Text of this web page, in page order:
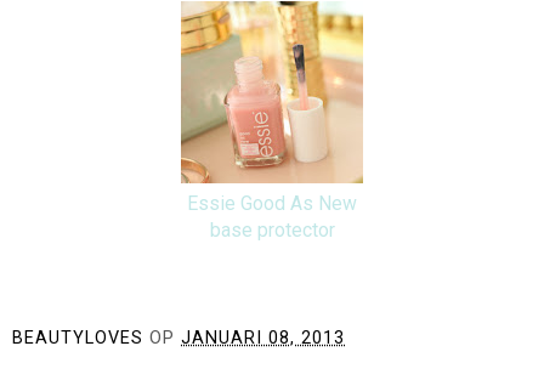
Essie Good As New
base protector
BEAUTYLOVES OP JANUARI 08, 2013